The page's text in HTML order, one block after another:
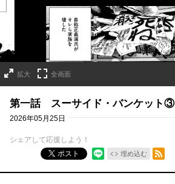
拡大 全画面
第一話 スーサイド・バンケット③
2026年05月25日
シェアして応援しよう！
ポスト
埋め込む
RSSフィード